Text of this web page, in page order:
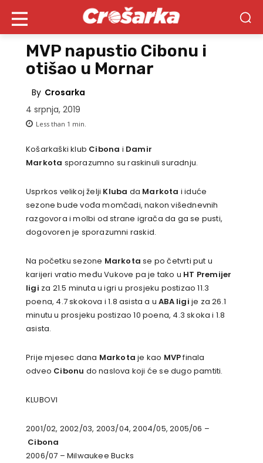
MVP napustio Cibonu i
otišao u Mornar
By Crosarka
4 srpnja, 2019
Less than 1 min.
Košarkaški klub Cibona i Damir
Markota sporazumno su raskinuli suradnju.
Usprkos velikoj želji Kluba da Markota i iduće
sezone bude vođa momčadi, nakon višednevnih
razgovora i molbi od strane igrača da ga se pusti,
dogovoren je sporazumni raskid.
Na početku sezone Markotase po četvrti put u
karijeri vratio među Vukove pa je tako u HT Premijer
ligi za 21.5 minuta u igri u prosjeku postizao 11.3
poena, 4.7 skokova i 1.8 asista a uABA ligi je za 26.1
minutu u prosjeku postizao 10 poena, 4.3 skoka i 1.8
asista.
Prije mjesec dana Markota je kao MVPfinala
odveo Cibonu do naslova koji će se dugo pamtiti.
KLUBOVI
2001/02, 2002/03, 2003/04, 2004/05, 2005/06 –
Cibona
2006/07 – Milwaukee Bucks